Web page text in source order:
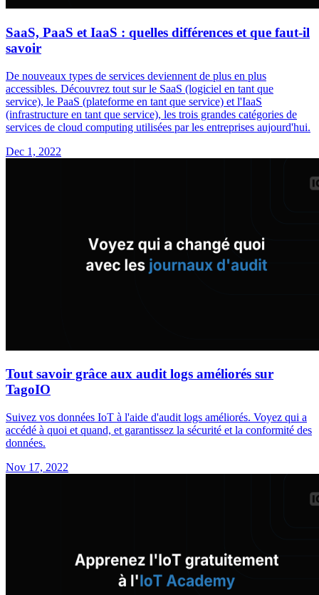
SaaS, PaaS et IaaS : quelles différences et que faut-il
savoir
De nouveaux types de services deviennent de plus en plus
accessibles. Découvrez tout sur le SaaS (logiciel en tant que
service), le PaaS (plateforme en tant que service) et l'IaaS
(infrastructure en tant que service), les trois grandes catégories de
services de cloud computing utilisées par les entreprises aujourd'hui.
Dec 1, 2022
Tout savoir grâce aux audit logs améliorés sur
TagoIO
Suivez vos données IoT à l'aide d'audit logs améliorés. Voyez qui a
accédé à quoi et quand, et garantissez la sécurité et la conformité des
données.
Nov 17, 2022